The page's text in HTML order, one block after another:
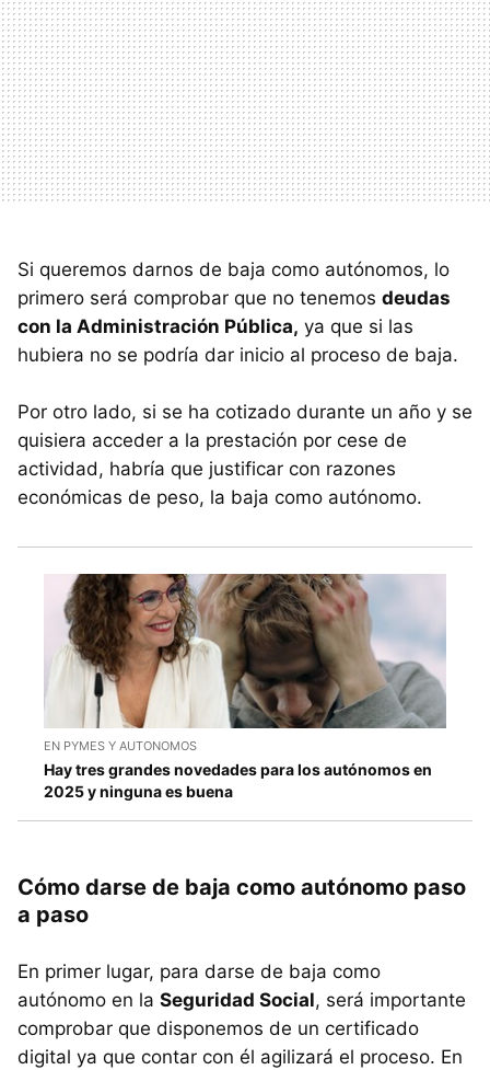
Si queremos darnos de baja como autónomos, lo
primero será comprobar que no tenemos deudas
con la Administración Pública, ya que si las
hubiera no se podría dar inicio al proceso de baja.
Por otro lado, si se ha cotizado durante un año y se
quisiera acceder a la prestación por cese de
actividad, habría que justificar con razones
económicas de peso, la baja como autónomo.
EN PYMES Y AUTONOMOS
Hay tres grandes novedades para los autónomos en
2025 y ninguna es buena
Cómo darse de baja como autónomo paso
a paso
En primer lugar, para darse de baja como
autónomo en la Seguridad Social, será importante
comprobar que disponemos de un certificado
digital ya que contar con él agilizará el proceso. En